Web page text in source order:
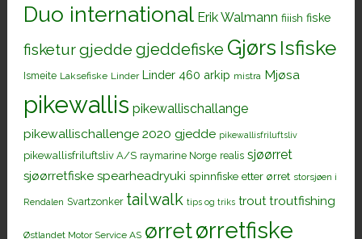
Duo international Erik Walmann fiiish fiske
fisketurgjedde gjeddefiske Gjørs Isfiske
Ismeite Laksefiske Linder Linder 460 arkip mistra Mjøsa
pikewallis pikewallischallange
pikewallischallenge 2020 gjedde pikewallisfriluftsliv
pikewallisfriluftsliv A/S raymarine Norge realis sjøørret
sjøørretfiske spearheadryuki spinnfiske etter ørret storsjøen i
Rendalen Svartzonker tailwalk tips og triks trout troutfishing
Østlandet Motor Service AS ørretørretfiske